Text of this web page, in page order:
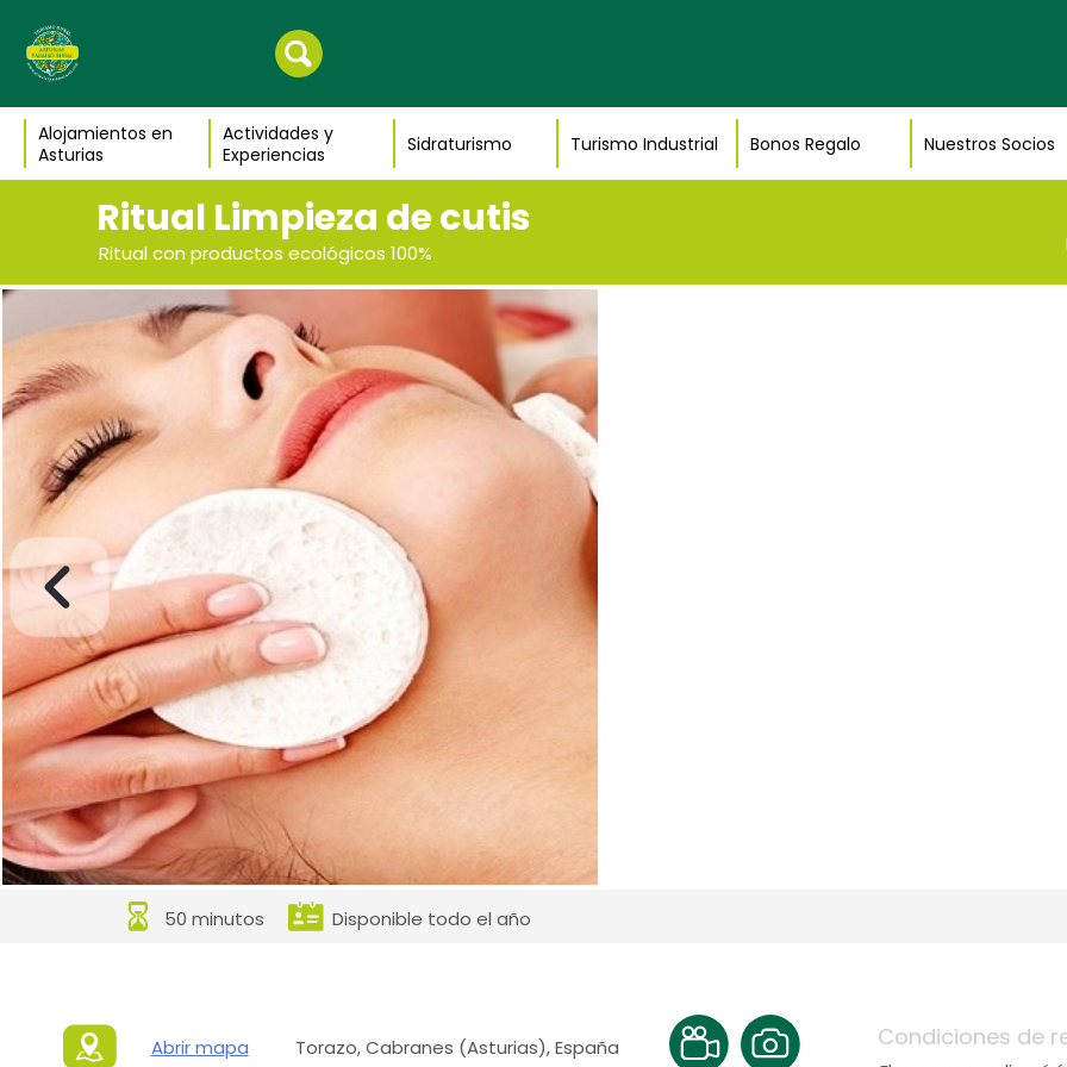
Alojamientos en
Asturias
Actividades y
Experiencias
Sidraturismo Turismo Industrial Bonos Regalo Nuestros Socios
Ritual Limpieza de cutis
Ritual con productos ecológicos 100%
50 minutos Disponible todo el año
Abrir mapa Torazo, Cabranes (Asturias), España Condiciones de